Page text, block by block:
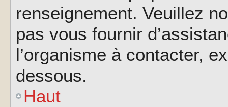
renseignement. Veuillez
pas vous fournir
l’organisme à contacter,
dessous.
Haut